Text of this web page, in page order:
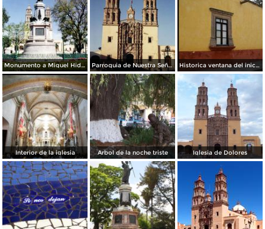
Monumento a Miguel Hidalgo y al fondo la parroquia de Dolores Hidalgo, Gto. 2000 Parroquia de Nuestra Señora de los Dolores (siglo XVIII). Dolores Hidalgo, Gto. 2003 Historica ventana del inicio movimiento de independencia
Interior de la iglesia Arbol de la noche triste Iglesia de Dolores